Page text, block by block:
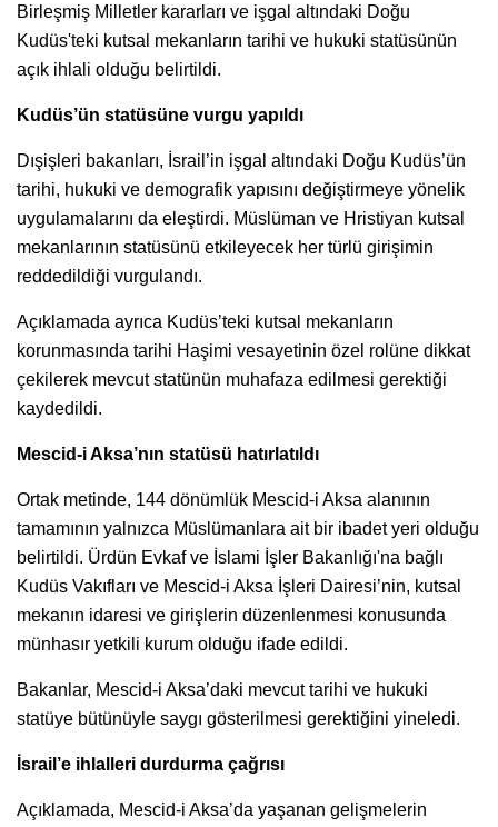
Birleşmiş Milletler kararları ve işgal altındaki Doğu
Kudüs'teki kutsal mekanların tarihi ve hukuki statüsünün
açık ihlali olduğu belirtildi.
Kudüs’ün statüsüne vurgu yapıldı
Dışişleri bakanları, İsrail’in işgal altındaki Doğu Kudüs’ün
tarihi, hukuki ve demografik yapısını değiştirmeye yönelik
uygulamalarını da eleştirdi. Müslüman ve Hristiyan kutsal
mekanlarının statüsünü etkileyecek her türlü girişimin
reddedildiği vurgulandı.
Açıklamada ayrıca Kudüs’teki kutsal mekanların
korunmasında tarihi Haşimi vesayetinin özel rolüne dikkat
çekilerek mevcut statünün muhafaza edilmesi gerektiği
kaydedildi.
Mescid-i Aksa’nın statüsü hatırlatıldı
Ortak metinde, 144 dönümlük Mescid-i Aksa alanının
tamamının yalnızca Müslümanlara ait bir ibadet yeri olduğu
belirtildi. Ürdün Evkaf ve İslami İşler Bakanlığı'na bağlı
Kudüs Vakıfları ve Mescid-i Aksa İşleri Dairesi’nin, kutsal
mekanın idaresi ve girişlerin düzenlenmesi konusunda
münhasır yetkili kurum olduğu ifade edildi.
Bakanlar, Mescid-i Aksa’daki mevcut tarihi ve hukuki
statüye bütünüyle saygı gösterilmesi gerektiğini yineledi.
İsrail’e ihlalleri durdurma çağrısı
Açıklamada, Mescid-i Aksa’da yaşanan gelişmelerin